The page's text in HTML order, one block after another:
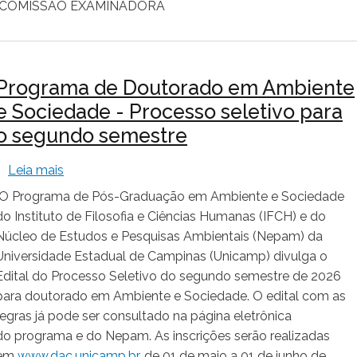
EXAMINADORA
de Doutorado em Ambiente
Sociedade - Processo seletivo para
segundo semestre
Leia mais
Programa de Pós-Graduação em Ambiente e Sociedade
Instituto de Filosofia e Ciências Humanas (IFCH) e do
de Estudos e Pesquisas Ambientais (Nepam) da
Estadual de Campinas (Unicamp) divulga o
do Processo Seletivo do segundo semestre de 2026
doutorado em Ambiente e Sociedade. O edital com as
já pode ser consultado na página eletrônica
programa e do Nepam. As inscrições serão realizadas